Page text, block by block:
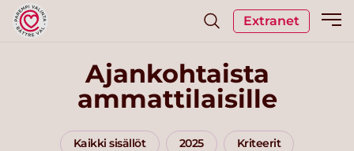
Extranet
Ajankohtaista
ammattilaisille
Kaikki sisällöt 2025 Kriteerit